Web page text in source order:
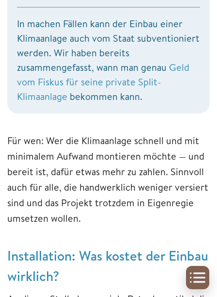
In machen Fällen kann der Einbau einer
Klimaanlage auch vom Staat subventioniert
werden. Wir haben bereits
zusammengefasst, wann man genau Geld
vom Fiskus für seine private Split-
Klimaanlage bekommen kann.
Für wen: Wer die Klimaanlage schnell und mit
minimalem Aufwand montieren möchte — und
bereit ist, dafür etwas mehr zu zahlen. Sinnvoll
auch für alle, die handwerklich weniger versiert
sind und das Projekt trotzdem in Eigenregie
umsetzen wollen.
Installation: Was kostet der Einbau
wirklich?